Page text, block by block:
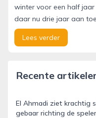
winter voor een half jaar
daar nu drie jaar aan
Lees verder
Recente
El Ahmadi ziet krachtig
gebaar richting de